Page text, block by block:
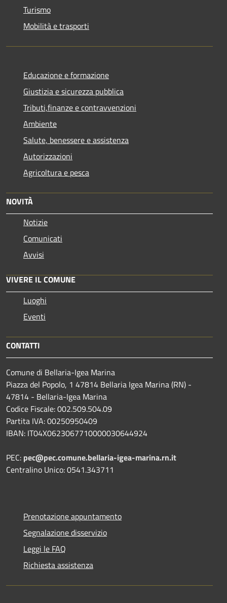
Turismo
Mobilità e trasporti
Educazione e formazione
Giustizia e sicurezza pubblica
Tributi,finanze e contravvenzioni
Ambiente
Salute, benessere e assistenza
Autorizzazioni
Agricoltura e pesca
NOVITÀ
Notizie
Comunicati
Avvisi
VIVERE IL COMUNE
Luoghi
Eventi
CONTATTI
Comune di Bellaria-Igea Marina
Piazza del Popolo, 1 47814 Bellaria Igea Marina (RN) -
47814 - Bellaria-Igea Marina
Codice Fiscale: 002.509.504.09
Partita IVA: 00250950409
IBAN: IT04X0623067710000030644924
PEC: pec@pec.comune.bellaria-igea-marina.rn.it
Centralino Unico: 0541.343711
Prenotazione appuntamento
Segnalazione disservizio
Leggi le FAQ
Richiesta assistenza